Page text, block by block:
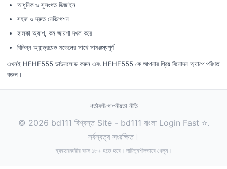
আধুনিক ও সুসংগত ডিজাইন
সহজ ও দ্রুত নেভিগেশন
হালকা অ্যাপ, কম জায়গা দখল করে
বিভিন্ন অ্যান্ড্রয়েড মডেলের সাথে সামঞ্জস্যপূর্ণ
এখনই HEHE555 ডাউনলোড করুন এবং HEHE555 কে আপনার প্রিয় বিনোদন অ্যাপে পরিণত
করুন।
শর্তাবলীগোপনীয়তা নীতি
© 2026 bd111 বিশ্বস্ত Site - bd111 বাংলা Login Fast ⭐.
সর্বস্বত্ব সংরক্ষিত।
ব্যবহারকারীর বয়স ১৮+ হতে হবে। দায়িত্বশীলভাবে খেলুন।